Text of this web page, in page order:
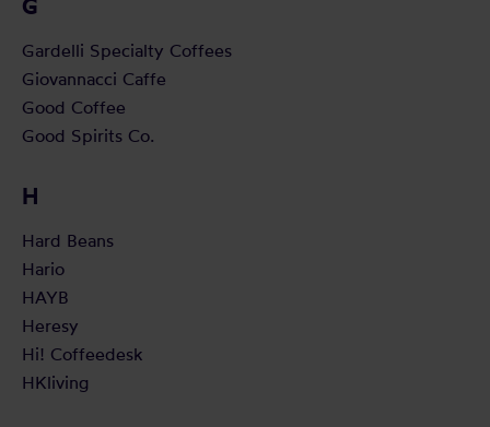
Gardelli Specialty Coffees
Giovannacci Caffe
Good Coffee
Good Spirits Co.
H
Hard Beans
Hario
HAYB
Heresy
Hi! Coffeedesk
HKliving